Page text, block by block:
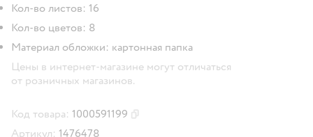
Кол-во листов: 16
Кол-во цветов: 8
Материал обложки: картонная папка
Цены в интернет-магазине могут отличаться
от розничных магазинов.
Код товара: 1000591199
Артикул: 1476478